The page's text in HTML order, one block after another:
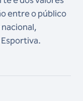
entre o público